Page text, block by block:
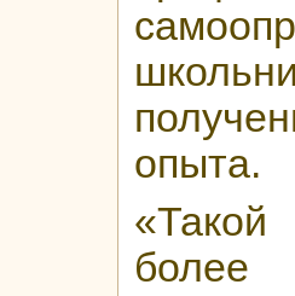
опыта.
«Такой
более